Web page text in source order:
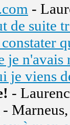
-
de suite
je
je viens
-
-